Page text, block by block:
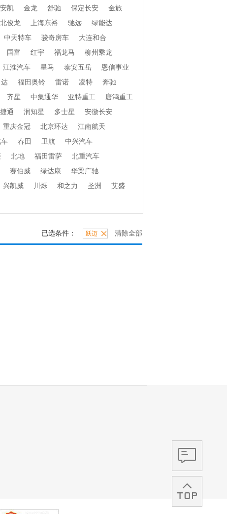
安凯 金龙 舒驰 保定长安
金旅
俊龙 上海东裕 驰远
绿能达
中天特车 骏奇房车
大连和合
国富 红宇 福龙马
柳州乘龙
江淮汽车 星马 泰安五岳
恩信事业
福田奥铃 雷诺 凌特
奔驰
齐星 中集通华 亚特重工
唐鸿重工
捷通 润知星 多士星
安徽长安
重庆金冠 北京环达
江南航天
春田 卫航
中兴汽车
北地 福田雷萨
北重汽车
赛伯威 绿达康
华梁广驰
兴凯威 川烁 和之力 圣洲
艾盛
已选条件： 跃迈 清除全部